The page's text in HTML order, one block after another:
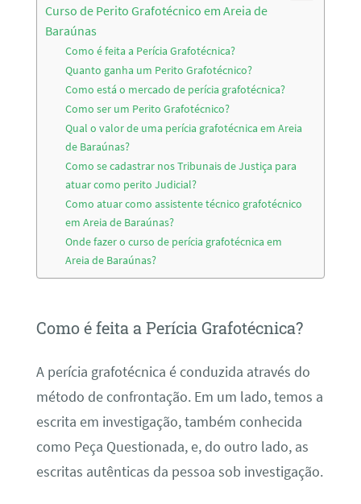
Curso de Perito Grafotécnico em Areia de
Baraúnas
Como é feita a Perícia Grafotécnica?
Quanto ganha um Perito Grafotécnico?
Como está o mercado de perícia grafotécnica?
Como ser um Perito Grafotécnico?
Qual o valor de uma perícia grafotécnica em Areia
de Baraúnas?
Como se cadastrar nos Tribunais de Justiça para
atuar como perito Judicial?
Como atuar como assistente técnico grafotécnico
em Areia de Baraúnas?
Onde fazer o curso de perícia grafotécnica em
Areia de Baraúnas?
Como é feita a Perícia Grafotécnica?
A perícia grafotécnica é conduzida através do
método de confrontação. Em um lado, temos a
escrita em investigação, também conhecida
como Peça Questionada, e, do outro lado, as
escritas autênticas da pessoa sob investigação.